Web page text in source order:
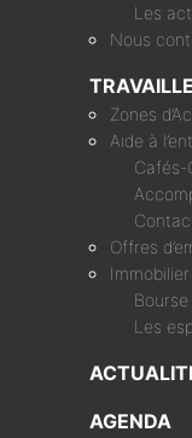
Les
Nous
Zones
Aide à
Cafés-
Offres
Les
AGENDA